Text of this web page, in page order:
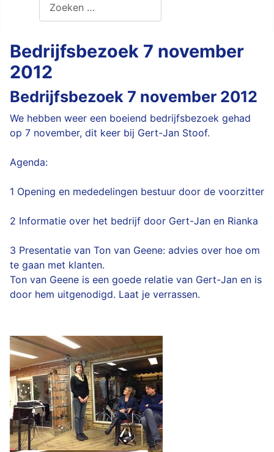
Bedrijfsbezoek 7 november
2012
Bedrijfsbezoek 7 november 2012
We hebben weer een boeiend bedrijfsbezoek gehad
op 7 november, dit keer bij Gert-Jan Stoof.
Agenda:
1 Opening en mededelingen bestuur door de voorzitter
2 Informatie over het bedrijf door Gert-Jan en Rianka
3 Presentatie van Ton van Geene: advies over hoe om
te gaan met klanten.
Ton van Geene is een goede relatie van Gert-Jan en is
door hem uitgenodigd. Laat je verrassen.